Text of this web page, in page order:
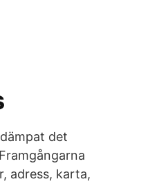
det
adress, karta,